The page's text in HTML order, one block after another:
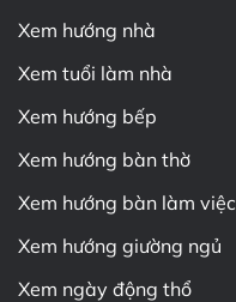
Xem hướng nhà
Xem tuổi làm nhà
Xem hướng bếp
Xem hướng bàn thờ
Xem hướng bàn làm việc
Xem hướng giường ngủ
Xem ngày động thổ